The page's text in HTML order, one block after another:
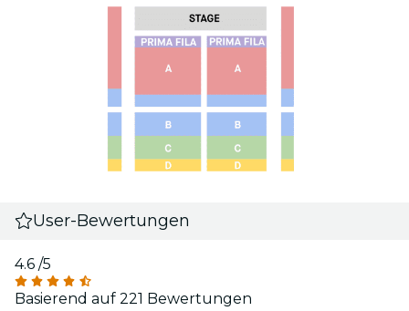
User-Bewertungen
4.6 /5
Basierend auf 221 Bewertungen